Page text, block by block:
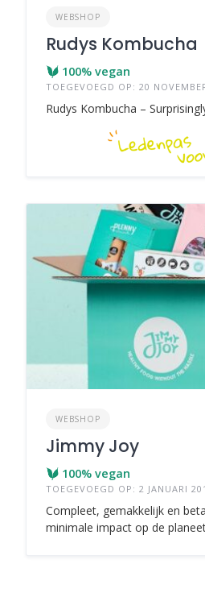
WEBSHOP
Rudys Kombucha
100% vegan
TOEGEVOEGD OP: 20
Rudys Kombucha –
WEBSHOP
Jimmy Joy
100% vegan
TOEGEVOEGD OP: 2 JANUARI
Compleet, gemakkelijk en
minimale impact op de